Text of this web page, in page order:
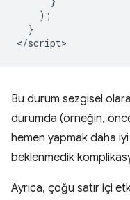
);
}
</script
Bu durum sezgisel
durumda (örneğin,
hemen yapmak daha
beklenmedik
Ayrıca, çoğu satır içi